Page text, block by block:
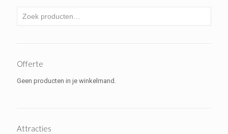
Offerte
Geen producten in je winkelmand.
Attracties